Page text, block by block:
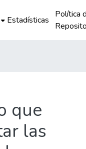
Estadísticas
Política
que
las